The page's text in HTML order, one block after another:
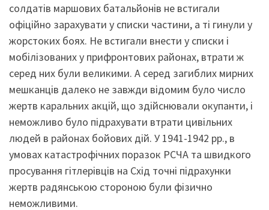
солдатів маршових батальйонів не встигали
офіційно зарахувати у списки частини, а ті гинули у
жорстоких боях. Не встигали внести у списки і
мобілізованих у прифронтових районах, втрати ж
серед них були великими. А серед загиблих мирних
мешканців далеко не завжди відомим було число
жертв каральних акцій, що здійснювали окупанти, і
неможливо було підрахувати втрати цивільних
людей в районах бойових дій. У 1941-1942 рр., в
умовах катастрофічних поразок РСЧА та швидкого
просування гітлерівців на Схід точні підрахунки
жертв радянською стороною були фізично
неможливими.